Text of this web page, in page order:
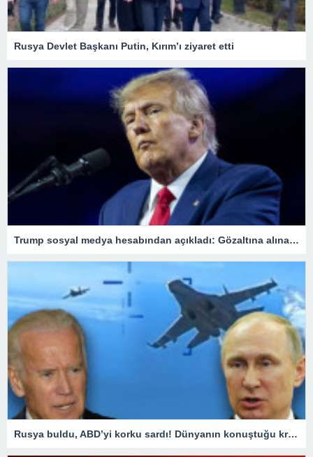
Rusya Devlet Başkanı Putin, Kırım’ı ziyaret etti
Trump sosyal medya hesabından açıkladı: Gözaltına alınacağım
Rusya buldu, ABD’yi korku sardı! Dünyanın konuştuğu krizde kilit ülke Türkiye oldu